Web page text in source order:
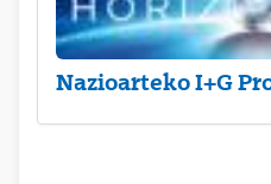
Nazioarteko I+G